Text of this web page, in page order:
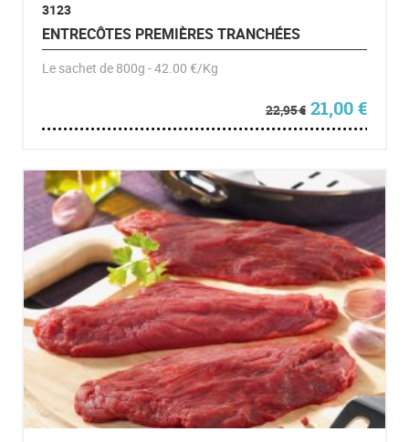
3123
ENTRECÔTES PREMIÈRES TRANCHÉES
Le sachet de 800g - 42.00 €/Kg
22,95€ Le prix
21,00€Le